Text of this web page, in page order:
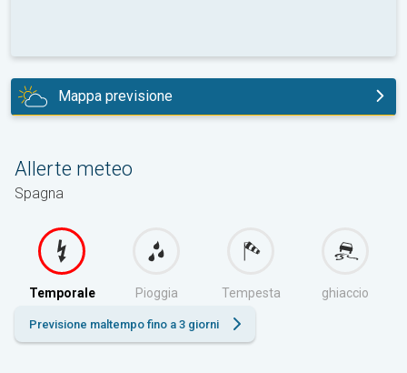
Mappa previsione
Allerte meteo
Spagna
Temporale Pioggia Tempesta ghiaccio
Previsione maltempo fino a 3 giorni